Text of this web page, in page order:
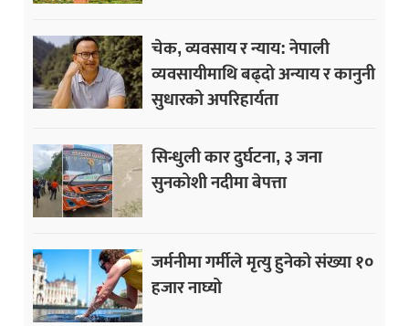
चेक, व्यवसाय र न्याय: नेपाली
व्यवसायीमाथि बढ्दो अन्याय र कानुनी
सुधारको अपरिहार्यता
सिन्धुली कार दुर्घटना, ३ जना
सुनकोशी नदीमा बेपत्ता
जर्मनीमा गर्मीले मृत्यु हुनेको संख्या १०
हजार नाघ्यो